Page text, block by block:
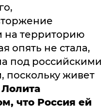
на территорию
опять не стала,
под российскими
поскольку живет
что Россия ей